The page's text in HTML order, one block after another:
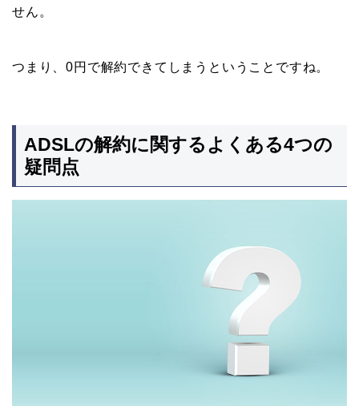
せん。
つまり、0円で解約できてしまうということですね。
ADSLの解約に関するよくある4つの
疑問点